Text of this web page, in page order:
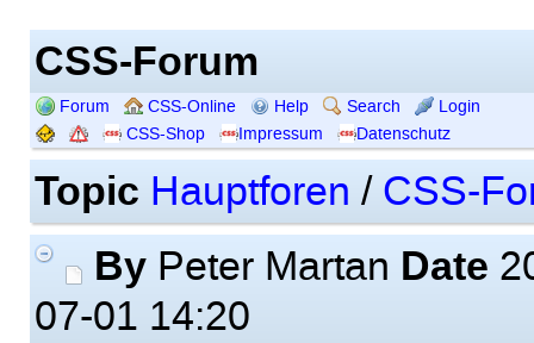
CSS-Forum
Forum CSS-Online Help Search
Login
CSS-Shop
Impressum Datenschutz
Topic Hauptforen / CSS-
ByPeter Martan Date
07-01 14:20